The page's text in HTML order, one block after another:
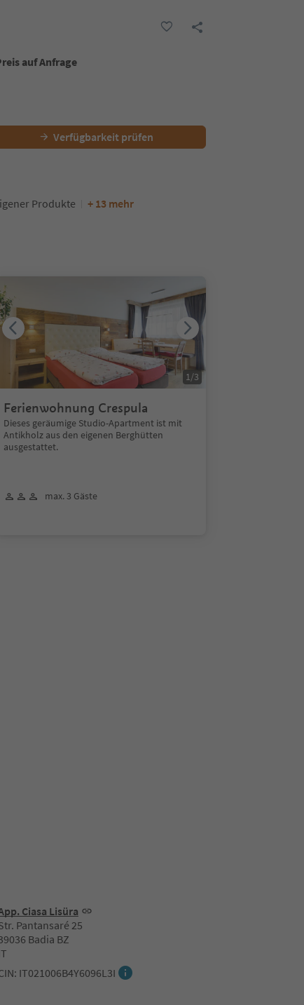
auf Anfrage
Verfügbarkeit prüfen
Produkte + 13 mehr
Ferienwohnung Crespula
Dieses geräumige Studio-Apartment ist mit
Antikholz aus den eigenen Berghütten
ausgestattet.
max. 3 Gäste
1/3
Ciasa Lisüra
Pantansaré 25
Badia BZ
IT021006B4Y6096L3I